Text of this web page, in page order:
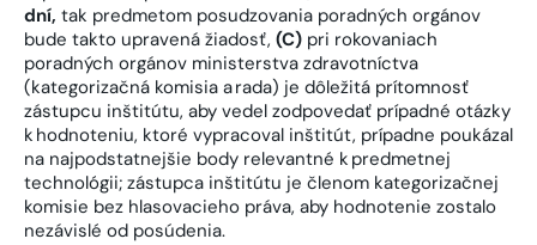
dní, tak predmetom posudzovania poradných orgánov
bude takto upravená žiadosť, (C) pri rokovaniach
poradných orgánov ministerstva zdravotníctva
(kategorizačná komisia a rada) je dôležitá prítomnosť
zástupcu inštitútu, aby vedel zodpovedať prípadné otázky
k hodnoteniu, ktoré vypracoval inštitút, prípadne poukázal
na najpodstatnejšie body relevantné k predmetnej
technológii; zástupca inštitútu je členom kategorizačnej
komisie bez hlasovacieho práva, aby hodnotenie zostalo
nezávislé od posúdenia.